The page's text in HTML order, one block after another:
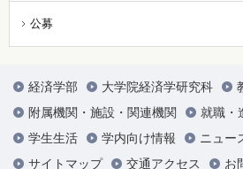
公募
経済学部 大学院経済学研究科
附属機関・施設・関連機関
就職・
学生生活
学内向け情報
ニュー
サイトマップ
交通アクセス お